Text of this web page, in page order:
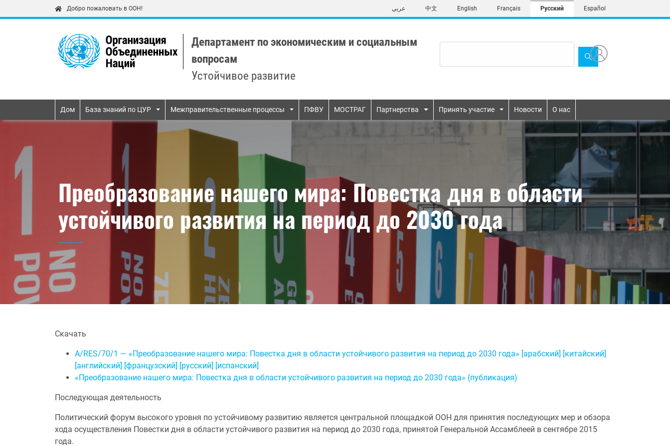
to
content
Добро пожаловать в ООН! عربي 中文 English Français Русский Español
Департамент по экономическим и социальным
вопросам
Устойчивое развитие
Primary navigation
Дом База знаний по ЦУР Межправительственные процессы ПФВУ МОСТРАГ Партнерства Принять участие Новости О нас
Преобразование нашего мира: Повестка дня в области
устойчивого развития на период до 2030 года
Скачать
A/RES/70/1 — «Преобразование нашего мира: Повестка дня в области устойчивого развития на период до 2030 года» [арабский] [китайский]
[английский] [французский] [русский] [испанский]
«Преобразование нашего мира: Повестка дня в области устойчивого развития на период до 2030 года» (публикация)
Последующая деятельность
Политический форум высокого уровня по устойчивому развитию является центральной площадкой ООН для принятия последующих мер и обзора
хода осуществления Повестки дня в области устойчивого развития на период до 2030 года, принятой Генеральной Ассамблеей в сентябре 2015
года.